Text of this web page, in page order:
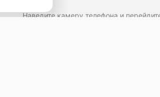
Наведите камеру телефона и